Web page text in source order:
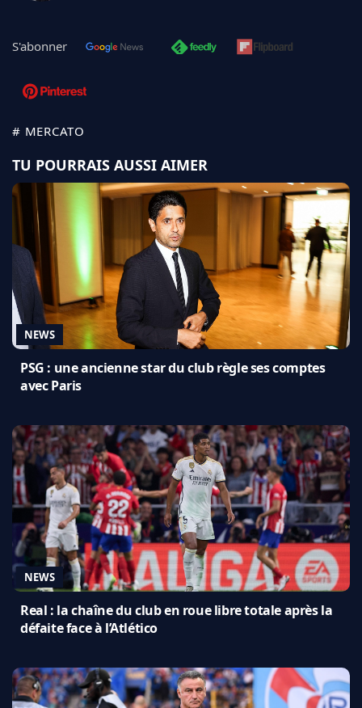
S'abonner
# MERCATO
TU POURRAIS AUSSI AIMER
NEWS
PSG : une ancienne star du club règle ses comptes
avec Paris
NEWS
Real : la chaîne du club en roue libre totale après la
défaite face à l’Atlético